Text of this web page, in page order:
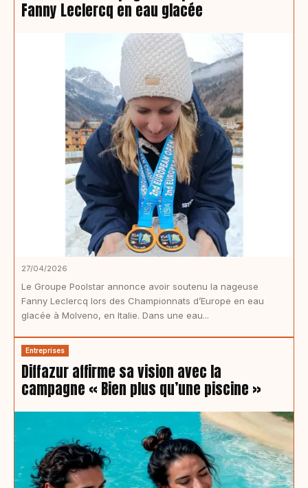
Fanny Leclercq en eau glacée
27/04/2026
Le Groupe Poolstar annonce avoir soutenu la nageuse
Fanny Leclercq lors des Championnats d’Europe en eau
glacée à Molveno, en Italie. Dans une eau...
Entreprises
Diffazur affirme sa vision avec la
campagne « Bien plus qu’une piscine »